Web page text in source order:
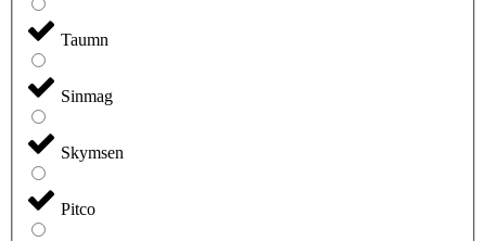
Taumn
Sinmag
Skymsen
Pitco